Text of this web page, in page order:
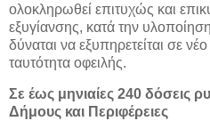
ολοκληρωθεί επιτυχώς και
εξυγίανσης, κατά την
δύναται να εξυπηρετείται σε
ταυτότητα οφειλής.
Σε έως μηνιαίες 240 δόσεις
Δήμους και Περιφέρειες